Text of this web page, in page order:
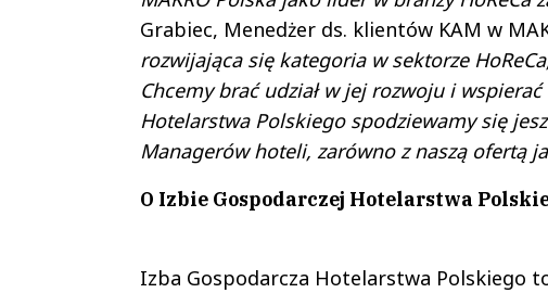
Grabiec, Menedżer ds. klientów KAM w
rozwijająca się kategoria w sektorze
Chcemy brać udział w jej rozwoju i
Hotelarstwa Polskiego spodziewamy się
Managerów hoteli, zarówno z naszą ofertą
O Izbie Gospodarczej Hotelarstwa
Izba Gospodarcza Hotelarstwa Polskiego